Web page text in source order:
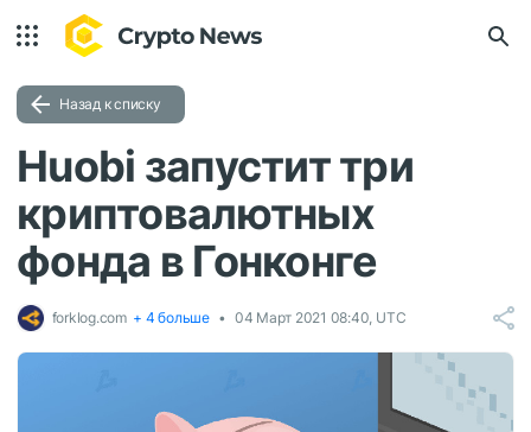
Назад к списку
Huobi запустит три
криптовалютных
фонда в Гонконге
forklog.com + 4 больше 04 Март 2021 08:40, UTC